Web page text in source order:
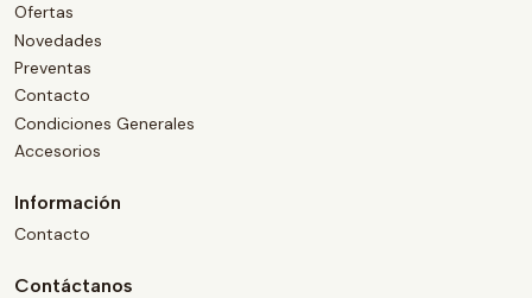
Ofertas
Novedades
Preventas
Contacto
Condiciones Generales
Accesorios
Información
Contacto
Contáctanos